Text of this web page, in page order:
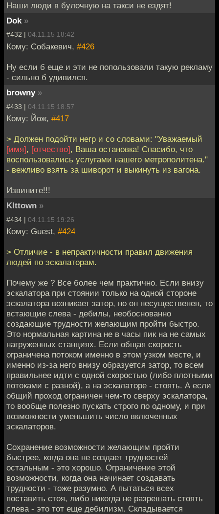
Наши люди в булочную на такси не ездят!
Dok »
#432 | 04.11.15 18:42
Кому: Собакевич, #426
Ну если б еще и эти не попользовали такую рекламу
- сильно б удивился.
browny »
#433 | 04.11.15 18:57
Кому: Йож, #417
> Должен подойти негр и со словами: "Уважаемый
[имя], [отчество], Ваша остановка! Спасибо, что
воспользовались услугами нашего метрополитена."
- вежливо взять за шиворот и выкинуть из вагона.
Извините!!!
KIttown »
#434 | 04.11.15 19:26
Кому: Guest, #424
> Отличие - в непрактичности правил движения
людей по эскалаторам.
Почему же ? Все более чем практично. Если внизу
эскалатора при стоянии только на одной стороне
эскалатора возникает затор, но он несущественен, то
встающие слева - дебилы, необоснованно
создающие трудности желающим пройти быстро.
Это нормальная картина не в часы пик на не самых
нагруженных станциях. Если общая скорость
ограничена потоком именно в этом узком месте, и
именно из-за него внизу образуется затор, то всем
правильнее идти с одной скоростью (либо плотными
потоками с разной), а на эскалаторе - стоять. А если
общий проход ограничен чем-то сверху эскалатора,
то вообще полезно пускать строго по одному, и при
возможности уменьшить число включенных
эскалаторов.
Сохранение возможности желающим пройти
быстрее, когда она не создает трудностей
остальным - это хорошо. Ограничение этой
возможности, когда она начинает создавать
трудности - тоже разумно. А пытаться всех
поставить стоя, либо никогда не разрешать стоять
слева - это тот еще дебилизм. Складывается